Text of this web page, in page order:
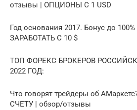
отзывы | ОПЦИОНЫ С 1 USD
Год основания 2017. Бонус до
ЗАРАБОТАТЬ С 10 $
ТОП ФОРЕКС БРОКЕРОВ
2022 ГОД:
Что говорят трейдеры об
СЧЕТУ | обзор/отзывы